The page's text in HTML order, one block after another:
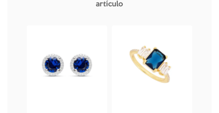
artículo